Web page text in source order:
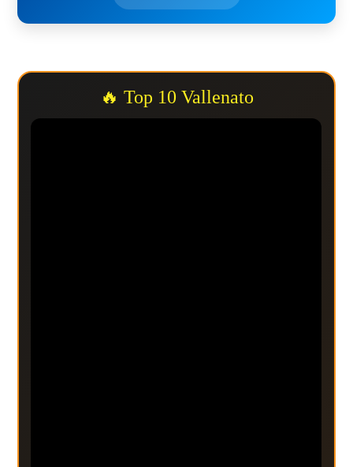
🔥 Top 10 Vallenato